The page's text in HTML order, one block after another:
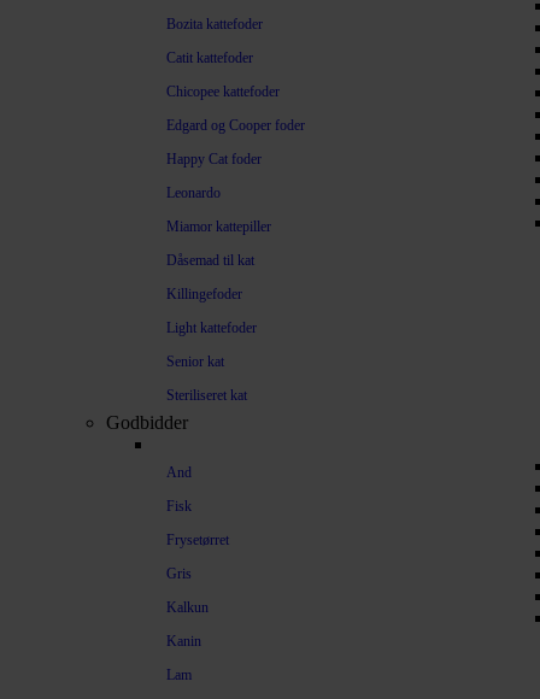
Bozita kattefoder
Catit kattefoder
Chicopee kattefoder
Edgard og Cooper foder
Happy Cat foder
Leonardo
Miamor kattepiller
Dåsemad til kat
Killingefoder
Light kattefoder
Senior kat
Steriliseret kat
Godbidder
And
Fisk
Frysetørret
Gris
Kalkun
Kanin
Lam